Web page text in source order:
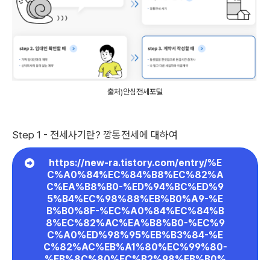
출처)안심전세포털
Step 1 - 전세사기란? 깡통전세에 대하여
https://new-ra.tistory.com/entry/%E
C%A0%84%EC%84%B8%EC%82%A
C%EA%B8%B0-%ED%94%BC%ED%9
5%B4%EC%98%88%EB%B0%A9-%E
B%B0%8F-%EC%A0%84%EC%84%B
8%EC%82%AC%EA%B8%B0-%EC%9
C%A0%ED%98%95%EB%B3%84-%E
C%82%AC%EB%A1%80%EC%99%80-